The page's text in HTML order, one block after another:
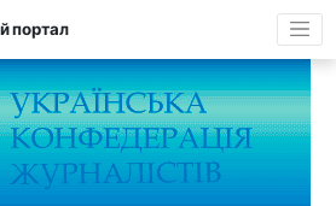
портал